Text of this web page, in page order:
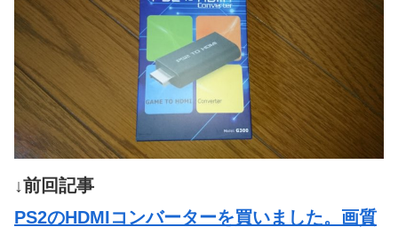
↓前回記事
PS2のHDMIコンバーターを買いました。画質